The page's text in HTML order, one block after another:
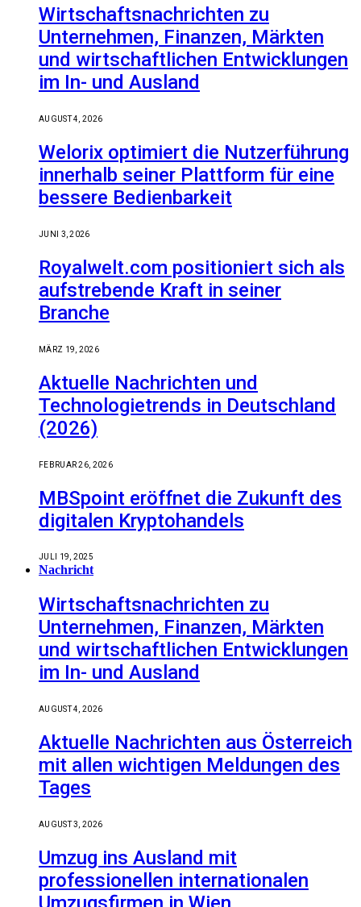
Wirtschaftsnachrichten zu
Unternehmen, Finanzen, Märkten
und wirtschaftlichen Entwicklungen
im In- und Ausland
AUGUST 4, 2026
Welorix optimiert die Nutzerführung
innerhalb seiner Plattform für eine
bessere Bedienbarkeit
JUNI 3, 2026
Royalwelt.com positioniert sich als
aufstrebende Kraft in seiner
Branche
MÄRZ 19, 2026
Aktuelle Nachrichten und
Technologietrends in Deutschland
(2026)
FEBRUAR 26, 2026
MBSpoint eröffnet die Zukunft des
digitalen Kryptohandels
JULI 19, 2025
Nachricht
Wirtschaftsnachrichten zu
Unternehmen, Finanzen, Märkten
und wirtschaftlichen Entwicklungen
im In- und Ausland
AUGUST 4, 2026
Aktuelle Nachrichten aus Österreich
mit allen wichtigen Meldungen des
Tages
AUGUST 3, 2026
Umzug ins Ausland mit
professionellen internationalen